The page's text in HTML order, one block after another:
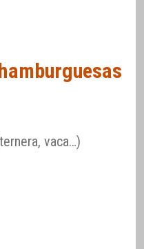
vaca…)